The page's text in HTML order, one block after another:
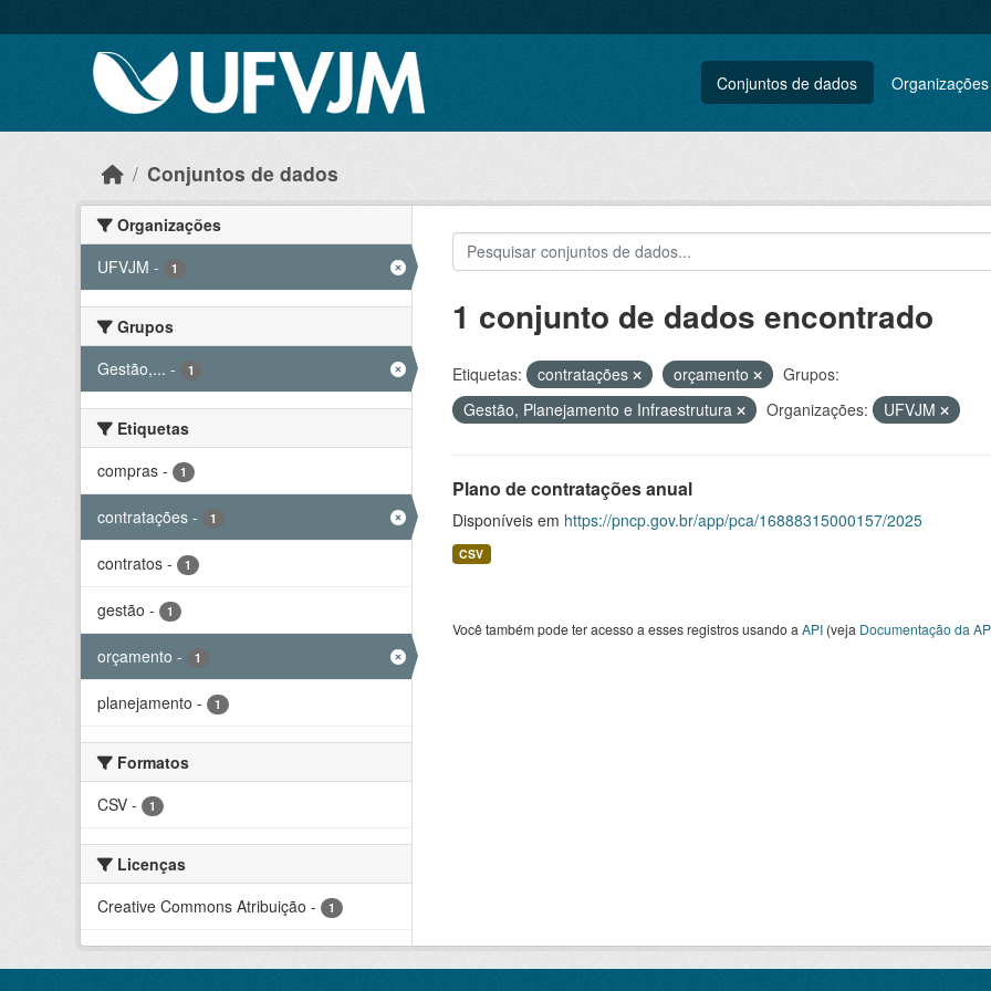
Conjuntos de dados Organizações
Conjuntos de dados
Organizações
UFVJM - 1
Grupos
Gestão,... - 1
Etiquetas
compras - 1
contratações - 1
contratos - 1
gestão - 1
orçamento - 1
planejamento - 1
Formatos
CSV - 1
Licenças
Creative Commons Atribuição - 1
1 conjunto de dados encontrado
Etiquetas: contratações orçamento
Grupos:
Gestão, Planejamento e Infraestrutura
Organizações: UFVJM
Plano de contratações anual
Disponíveis em https://pncp.gov.br/app/pca/16888315000157/2025
CSV
Você também pode ter acesso a esses registros usando a API(veja Documentação da